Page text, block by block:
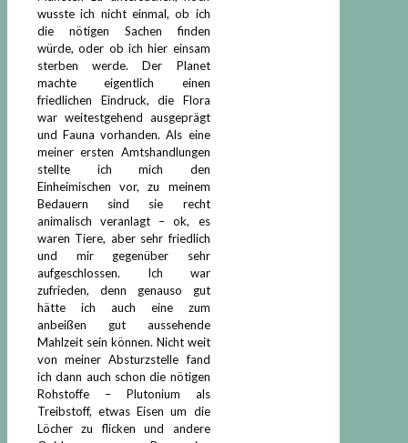
wusste ich nicht einmal, ob ich
die nötigen Sachen finden
würde, oder ob ich hier einsam
sterben werde. Der Planet
machte eigentlich einen
friedlichen Eindruck, die Flora
war weitestgehend ausgeprägt
und Fauna vorhanden. Als eine
meiner ersten Amtshandlungen
stellte ich mich den
Einheimischen vor, zu meinem
Bedauern sind sie recht
animalisch veranlagt – ok, es
waren Tiere, aber sehr friedlich
und mir gegenüber sehr
aufgeschlossen. Ich war
zufrieden, denn genauso gut
hätte ich auch eine zum
anbeißen gut aussehende
Mahlzeit sein können. Nicht weit
von meiner Absturzstelle fand
ich dann auch schon die nötigen
Rohstoffe – Plutonium als
Treibstoff, etwas Eisen um die
Löcher zu flicken und andere